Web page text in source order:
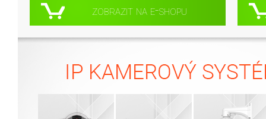
zobrazit na e-shopu